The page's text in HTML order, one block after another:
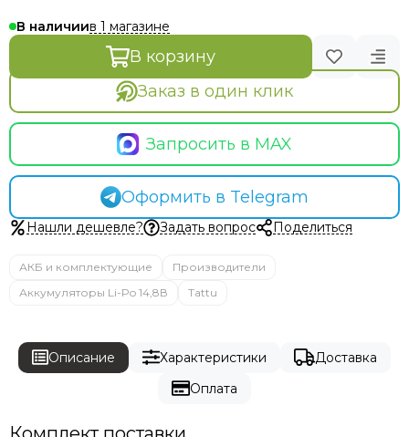
В наличиив 1 магазине
В корзину
Заказ в один клик
Запросить в MAX
Оформить в Telegram
Нашли дешевле? Задать вопрос Поделиться
АКБ и комплектующие
Производители
Аккумуляторы Li-Po 14,8В
Tattu
Описание Характеристики
Доставка
Оплата